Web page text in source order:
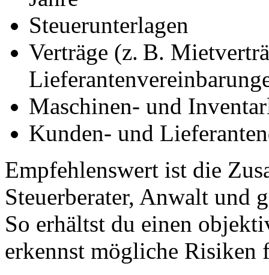
Steuerunterlagen
Verträge (z. B.
Maschinen- und
Kunden- und
Empfehlenswert ist die
Steuerberater, Anwalt und
So erhältst du einen
erkennst mögliche Risiken